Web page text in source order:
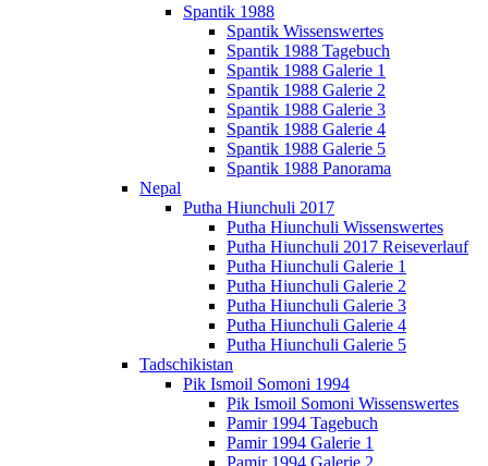
Spantik 1988
Spantik Wissenswertes
Spantik 1988 Tagebuch
Spantik 1988 Galerie 1
Spantik 1988 Galerie 2
Spantik 1988 Galerie 3
Spantik 1988 Galerie 4
Spantik 1988 Galerie 5
Spantik 1988 Panorama
Nepal
Putha Hiunchuli 2017
Putha Hiunchuli Wissenswertes
Putha Hiunchuli 2017 Reiseverlauf
Putha Hiunchuli Galerie 1
Putha Hiunchuli Galerie 2
Putha Hiunchuli Galerie 3
Putha Hiunchuli Galerie 4
Putha Hiunchuli Galerie 5
Tadschikistan
Pik Ismoil Somoni 1994
Pik Ismoil Somoni Wissenswertes
Pamir 1994 Tagebuch
Pamir 1994 Galerie 1